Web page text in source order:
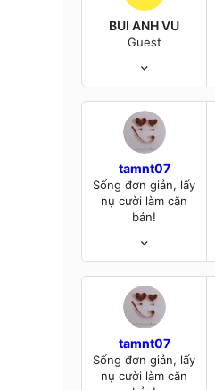
BUI ANH VU
Guest
0
kien giang
tamnt07
Sống đơn giản, lấy
nụ cười làm căn
bản!
643
The Capital
tamnt07
Sống đơn giản, lấy
nụ cười làm căn